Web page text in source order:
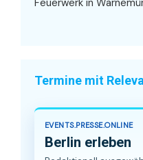
Termine mit
EVENTS.PRESSE.ONLINE
Berlin erleben